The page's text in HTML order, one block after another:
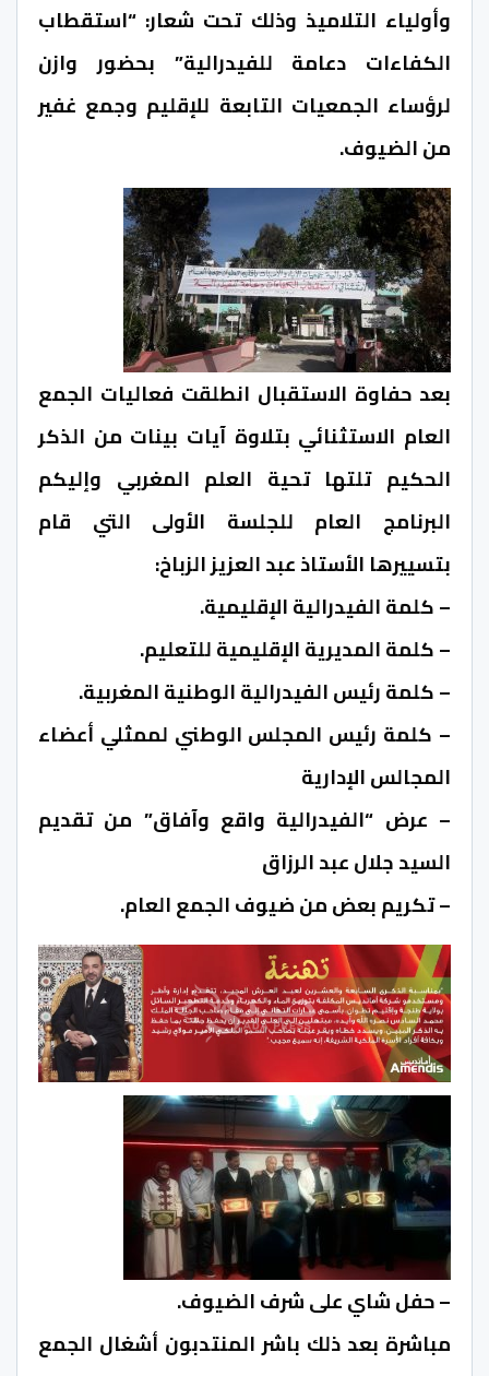
وأولياء التلاميذ وذلك تحت شعار: “استقطاب
الكفاءات دعامة للفيدرالية” بحضور وازن
لرؤساء الجمعيات التابعة للإقليم وجمع غفير
من الضيوف.
بعد حفاوة الاستقبال انطلقت فعاليات الجمع
العام الاستثنائي بتلاوة آيات بينات من الذكر
الحكيم تلتها تحية العلم المغربي وإليكم
البرنامج العام للجلسة الأولى التي قام
بتسييرها الأستاذ عبد العزيز الزباخ:
– كلمة الفيدرالية الإقليمية.
– كلمة المديرية الإقليمية للتعليم.
– كلمة رئيس الفيدرالية الوطنية المغربية.
– كلمة رئيس المجلس الوطني لممثلي أعضاء
المجالس الإدارية
– عرض “الفيدرالية واقع وآفاق” من تقديم
السيد جلال عبد الرزاق
– تكريم بعض من ضيوف الجمع العام.
– حفل شاي على شرف الضيوف.
مباشرة بعد ذلك باشر المنتدبون أشغال الجمع